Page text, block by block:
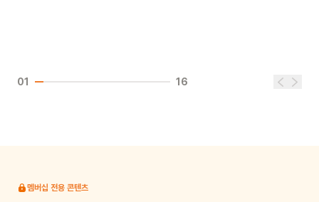
01 16
멤버십 전용 콘텐츠